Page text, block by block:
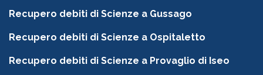
Recupero debiti di Scienze a Gussago
Recupero debiti di Scienze a Ospitaletto
Recupero debiti di Scienze a Provaglio di Iseo